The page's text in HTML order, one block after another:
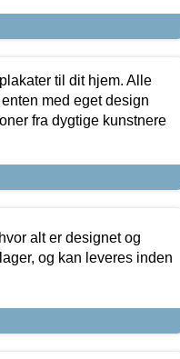
til dit hjem. Alle
med eget design
fra dygtige kunstnere
alt er designet og
og kan leveres inden